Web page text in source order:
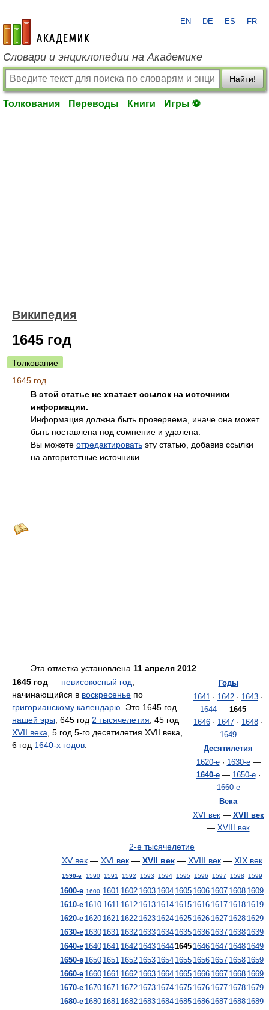
academic.ru
EN DE ES FR
Словари и энциклопедии на Академике
Найти!
Толкования Переводы Книги Игры ⚽
Википедия
1645 год
Толкование
1645 год
В этой статье не хватает ссылок на источники
информации.
Информация должна быть проверяема, иначе она может
быть поставлена под сомнение и удалена.
Вы можете отредактировать эту статью, добавив ссылки
на авторитетные источники.
Эта отметка установлена 11 апреля 2012
Годы
1641 · 1642 · 1643 ·
1644 — 1645 —
1646 · 1647 · 1648 ·
1649
Десятилетия
1620-е· 1630-е—
1640-е— 1650-е·
1660-е
Века
XVI век— XVII век
— XVIII век
2-е тысячелетие
XV век— XVI век— XVII век— XVIII век— XIX век
1590-е 1590 1591 1592 1593 1594 1595 1596 1597 1598 1599
1600-е 1600 1601 1602 1603 1604 1605 1606 1607 1608 1609
1610-е 1610 1611 1612 1613 1614 1615 1616 1617 1618 1619
1620-е 1620 1621 1622 1623 1624 1625 1626 1627 1628 1629
1630-е 1630 1631 1632 1633 1634 1635 1636 1637 1638 1639
1640-е 1640 1641 1642 1643 16441645 1646 1647 1648 1649
1650-е 1650 1651 1652 1653 1654 1655 1656 1657 1658 1659
1660-е 1660 1661 1662 1663 1664 1665 1666 1667 1668 1669
1670-е 1670 1671 1672 1673 1674 1675 1676 1677 1678 1679
1680-е 1680 1681 1682 1683 1684 1685 1686 1687 1688 1689
1645 год — невисокосный год
начинающийся в воскресенье по
григорианскому календарю . Это 1645 год
нашей эры , 645 год 2 тысячелетия , 45 год
XVII века , 5 год 5-го десятилетия XVII века,
6 год 1640-х годов